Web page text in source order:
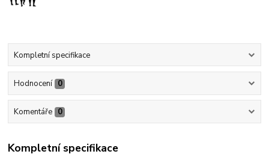
Kompletní specifikace
Hodnocení 0
Komentáře 0
Kompletní specifikace